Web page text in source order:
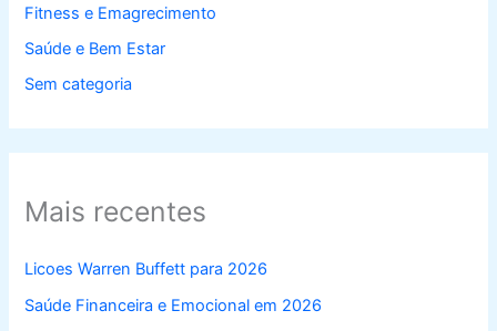
Fitness e Emagrecimento
Saúde e Bem Estar
Sem categoria
Mais recentes
Licoes Warren Buffett para 2026
Saúde Financeira e Emocional em 2026